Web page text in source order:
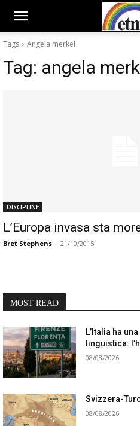
Tags Angela merkel
Tag: angela
DISCIPLINE
L’Europa invasa sta
Bret Stephens - 21/10/2015
MOST READ
L’Italia ha
linguistica:
08/08/2026
Svizzera-
08/08/2026